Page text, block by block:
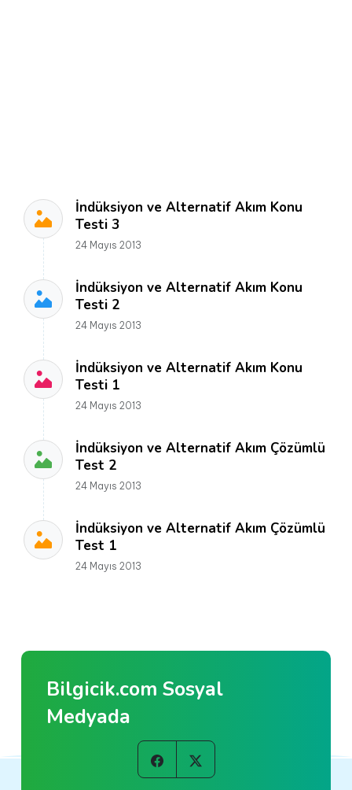
İndüksiyon ve Alternatif Akım Konu
Testi 3
24 Mayıs 2013
İndüksiyon ve Alternatif Akım Konu
Testi 2
24 Mayıs 2013
İndüksiyon ve Alternatif Akım Konu
Testi 1
24 Mayıs 2013
İndüksiyon ve Alternatif Akım Çözümlü
Test 2
24 Mayıs 2013
İndüksiyon ve Alternatif Akım Çözümlü
Test 1
24 Mayıs 2013
Bilgicik.com Sosyal
Medyada